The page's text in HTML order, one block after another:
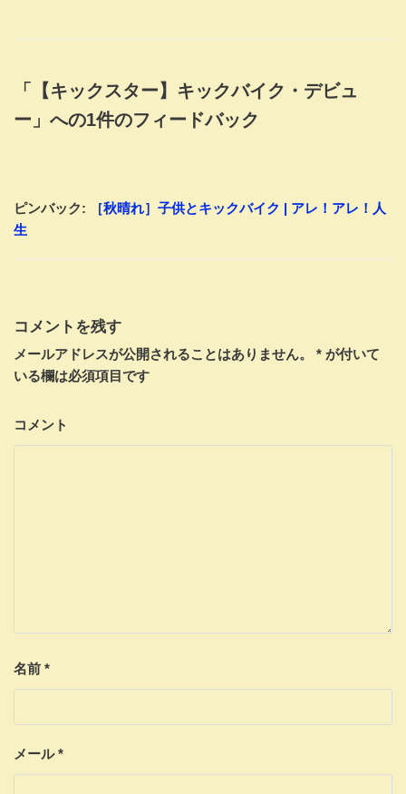
「【キックスター】キックバイク・デビュ
ー」への1件のフィードバック
ピンバック:
［秋晴れ］子供とキックバイク | アレ！アレ！人
生
コメントを残す
メールアドレスが公開されることはありません。 * が付いて
いる欄は必須項目です
コメント
名前 *
メール*